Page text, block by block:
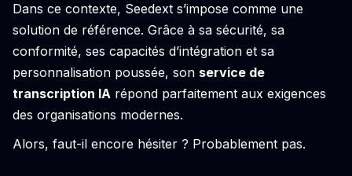
Dans ce contexte, Seedext s’impose comme une
solution de référence. Grâce à sa sécurité, sa
conformité, ses capacités d’intégration et sa
personnalisation poussée, son service de
transcription IA répond parfaitement aux exigences
des organisations modernes.
Alors, faut-il encore hésiter ? Probablement pas.